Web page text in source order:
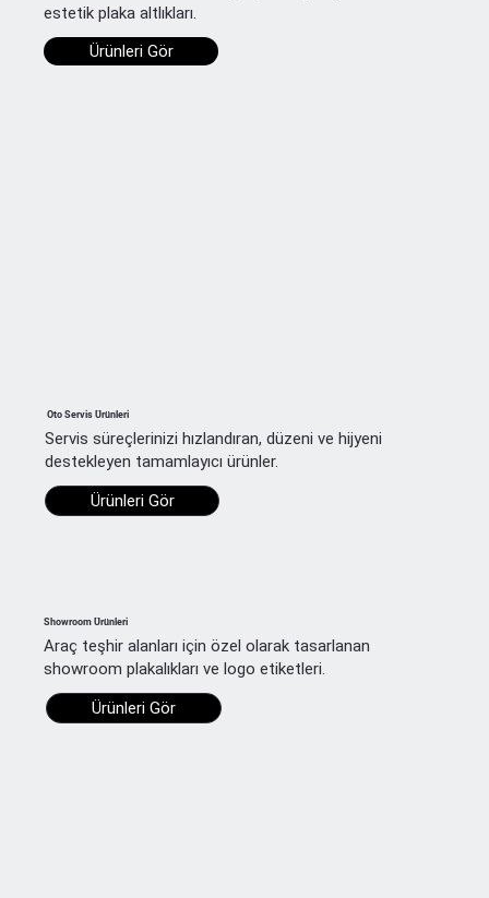
Oto Servis Ürünleri
Servis süreçlerinizi hızlandıran, düzeni ve hijyeni
destekleyen tamamlayıcı ürünler.
Ürünleri Gör
estetik plaka altlıkları.
Ürünleri Gör
Showroom Ürünleri
Araç teşhir alanları için özel olarak tasarlanan
showroom plakalıkları ve logo etiketleri.
Ürünleri Gör